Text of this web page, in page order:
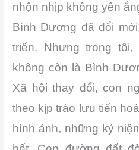
nhộn nhịp không yên
Bình Dương đã đổi
triển. Nhưng trong
không còn là Bình
Xã hội thay đổi, con
theo kịp trào lưu tiến
hình ảnh, những kỷ